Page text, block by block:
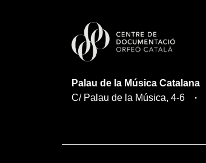
Palau de la Música Catalana
C/ Palau de la Música, 4-6